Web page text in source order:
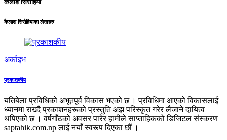
कैलाश सिरोहिया
कैलाश सिरोहियाका लेखहरु
अर्काइभ
प्रकाशकीय
यतिबेला प्रविधिको अभूतपूर्व विकास भएको छ । प्रविधिमा आएको विकासलाई
ध्यानमा राख्दै प्रकाशनहरूको प्रस्तुति अझ परिस्कृत गरेर लैजाने दायित्व
थपिएको छ । वर्षगाँठको अवसर पारेर हामीले साप्ताहिकको डिजिटल संस्करण
saptahik.com.np लाई नयाँ स्वरूप दिएका छौं ।